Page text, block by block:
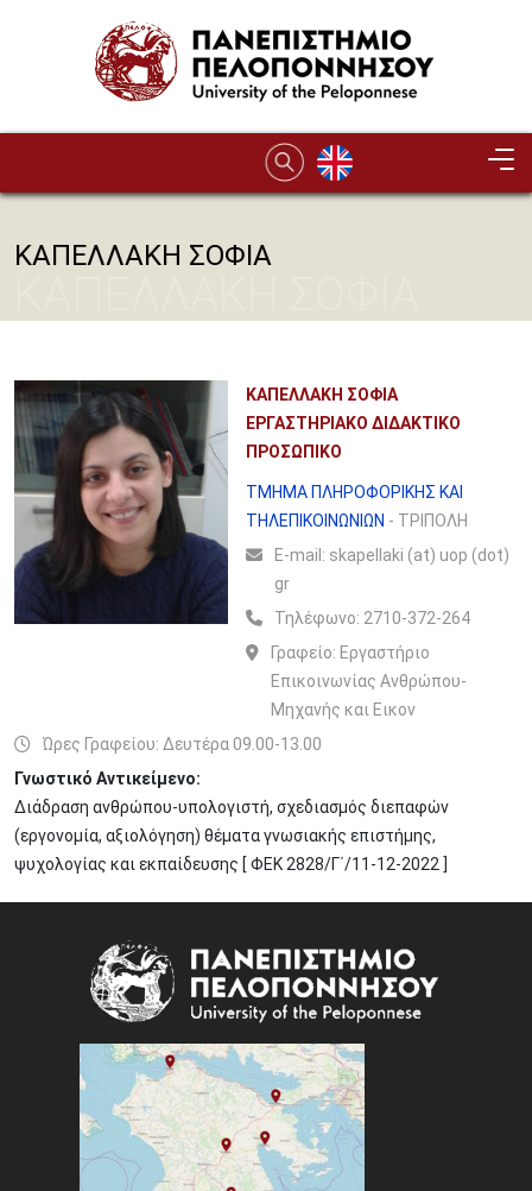
ΚΑΠΕΛΛΑΚΗ ΣΟΦΙΑ
ΚΑΠΕΛΛΑΚΗ ΣΟΦΙΑ
ΕΡΓΑΣΤΗΡΙΑΚΟ ΔΙΔΑΚΤΙΚΟ
ΠΡΟΣΩΠΙΚΟ
ΤΜΗΜΑ ΠΛΗΡΟΦΟΡΙΚΗΣ ΚΑΙ
ΤΗΛΕΠΙΚΟΙΝΩΝΙΩΝ - ΤΡΙΠΟΛΗ
Ε-mail: skapellaki (at) uop (dot)
gr
Τηλέφωνο: 2710-372-264
Γραφείο: Εργαστήριο
Επικοινωνίας Ανθρώπου-
Μηχανής και Εικον
Ώρες Γραφείου: Δευτέρα 09.00-13.00
Γνωστικό Αντικείμενο:
Διάδραση ανθρώπου-υπολογιστή, σχεδιασμός διεπαφών
(εργονομία, αξιολόγηση) θέματα γνωσιακής επιστήμης,
ψυχολογίας και εκπαίδευσης [ ΦΕΚ 2828/Γ΄/11-12-2022 ]